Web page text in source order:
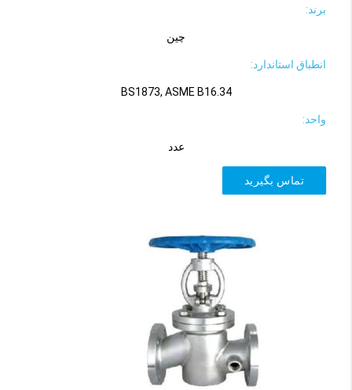
برند:
چین
انطباق استاندارد:
BS1873, ASME B16.34
واحد:
عدد
تماس بگیرید